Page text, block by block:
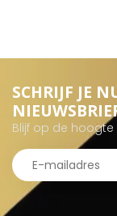
SCHRIJF JE
Blijf op de